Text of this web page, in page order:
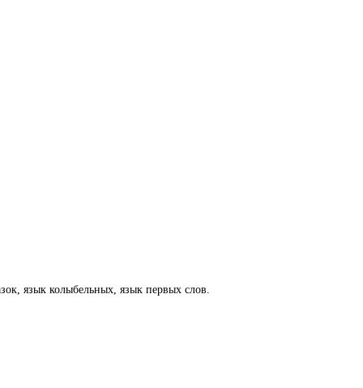
язык колыбельных, язык первых слов.